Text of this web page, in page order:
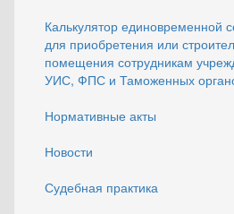
Калькулятор единовременной
для приобретения или
помещения сотрудникам
УИС, ФПС и Таможенных
Нормативные акты
Новости
Судебная практика